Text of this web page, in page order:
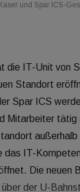
und Spar ICS-
die IT-Unit von
Standort
Spar ICS
Mitarbeiter tätig
außerhalb
das IT-
Die neuen
über der U-